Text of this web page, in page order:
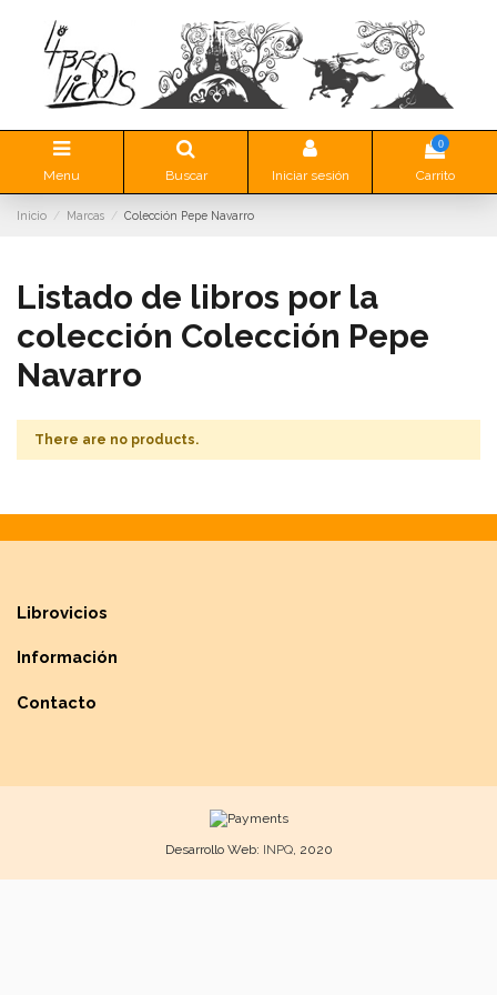
Menu Buscar Iniciar sesión
0
Carrito
Inicio Marcas Colección Pepe Navarro
Listado de libros por la
colección Colección Pepe
Navarro
There are no products.
Librovicios
Información
Contacto
Desarrollo Web: INPQ, 2020